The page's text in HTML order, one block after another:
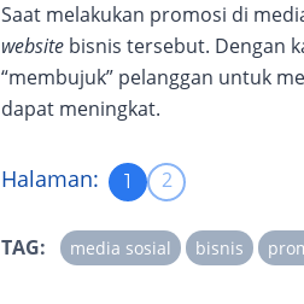
Saat melakukan promosi di
website bisnis tersebut. Dengan
“membujuk” pelanggan untuk
dapat meningkat.
Halaman: 1 2
TAG: media sosial bisnis